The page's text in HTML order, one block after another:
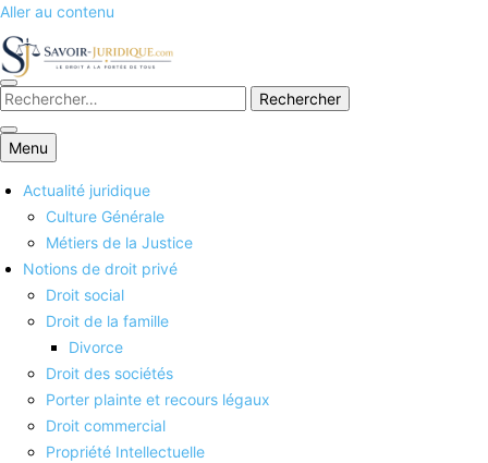
Aller au contenu
Savoirs juridiques
Menu
Actualité juridique
Culture Générale
Métiers de la Justice
Notions de droit privé
Droit social
Droit de la famille
Divorce
Droit des sociétés
Porter plainte et recours légaux
Droit commercial
Propriété Intellectuelle